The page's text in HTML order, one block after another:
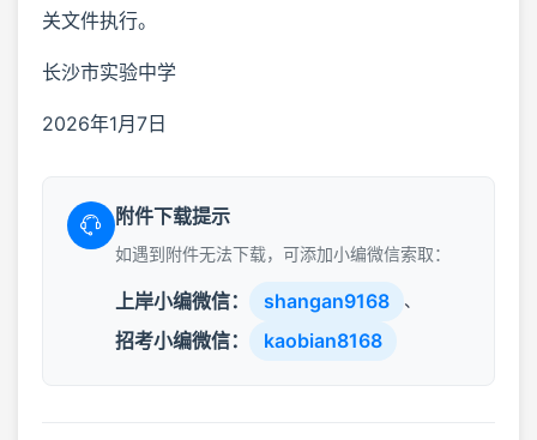
关文件执行。
长沙市实验中学
2026年1月7日
附件下载提示
如遇到附件无法下载，可添加小编微信索取：
上岸小编微信： shangan9168 、
招考小编微信： kaobian8168